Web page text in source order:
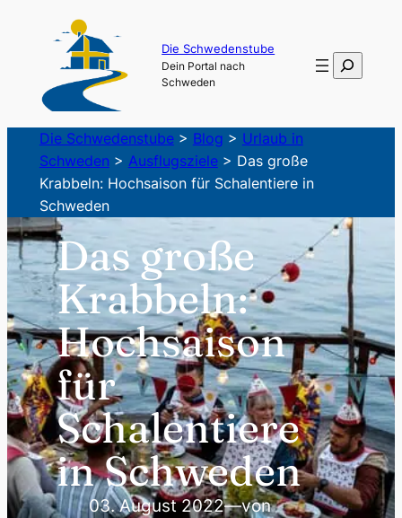
springen
Die Schwedenstube
Dein Portal nach
Schweden
Suchen
Die Schwedenstube> Blog > Urlaub in
Schweden > Ausflugsziele> Das große
Krabbeln: Hochsaison für Schalentiere in
Schweden
Das große
Krabbeln:
Hochsaison
für
Schalentiere
in Schweden
03. August 2022—von